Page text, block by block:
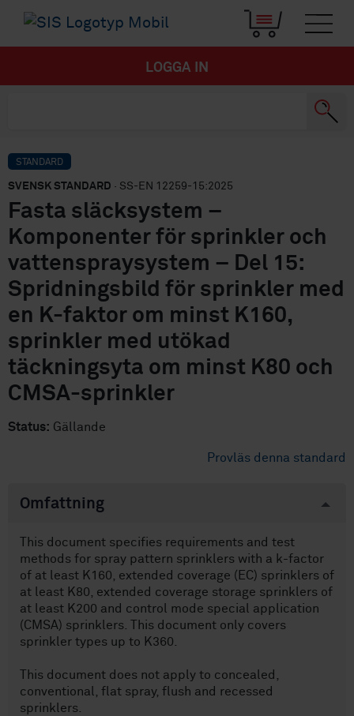
LOGGA IN
STANDARD
SVENSK STANDARD · SS-EN 12259-15:2025
Fasta släcksystem –
Komponenter för sprinkler och
vattenspraysystem – Del 15:
Spridningsbild för sprinkler med
en K-faktor om minst K160,
sprinkler med utökad
täckningsyta om minst K80 och
CMSA-sprinkler
Status: Gällande
Provläs denna standard
Omfattning
This document specifies requirements and test
methods for spray pattern sprinklers with a k-factor
of at least K160, extended coverage (EC) sprinklers of
at least K80, extended coverage storage sprinklers of
at least K200 and control mode special application
(CMSA) sprinklers. This document only covers
sprinkler types up to K360.
This document does not apply to concealed,
conventional, flat spray, flush and recessed
sprinklers.